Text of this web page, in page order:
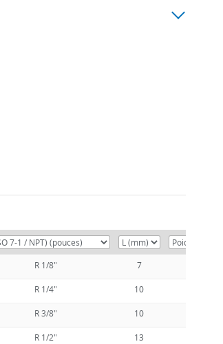
R 1/8" 7
R 1/4" 10
R 3/8" 10
R 1/2" 13